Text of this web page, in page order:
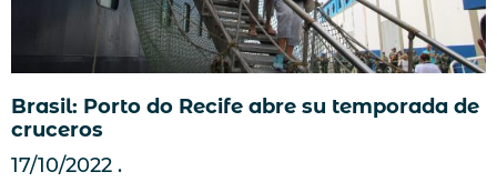
Brasil: Porto do Recife abre su temporada de
cruceros
17/10/2022